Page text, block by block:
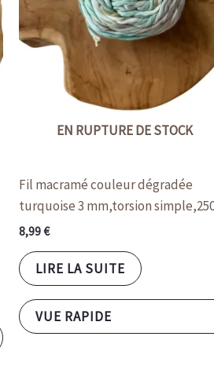
EN RUPTURE DE STOCK
Fil macramé couleur dégradée
turquoise 3 mm,torsion
8,99€
LIRE LA SUITE
VUE RAPIDE